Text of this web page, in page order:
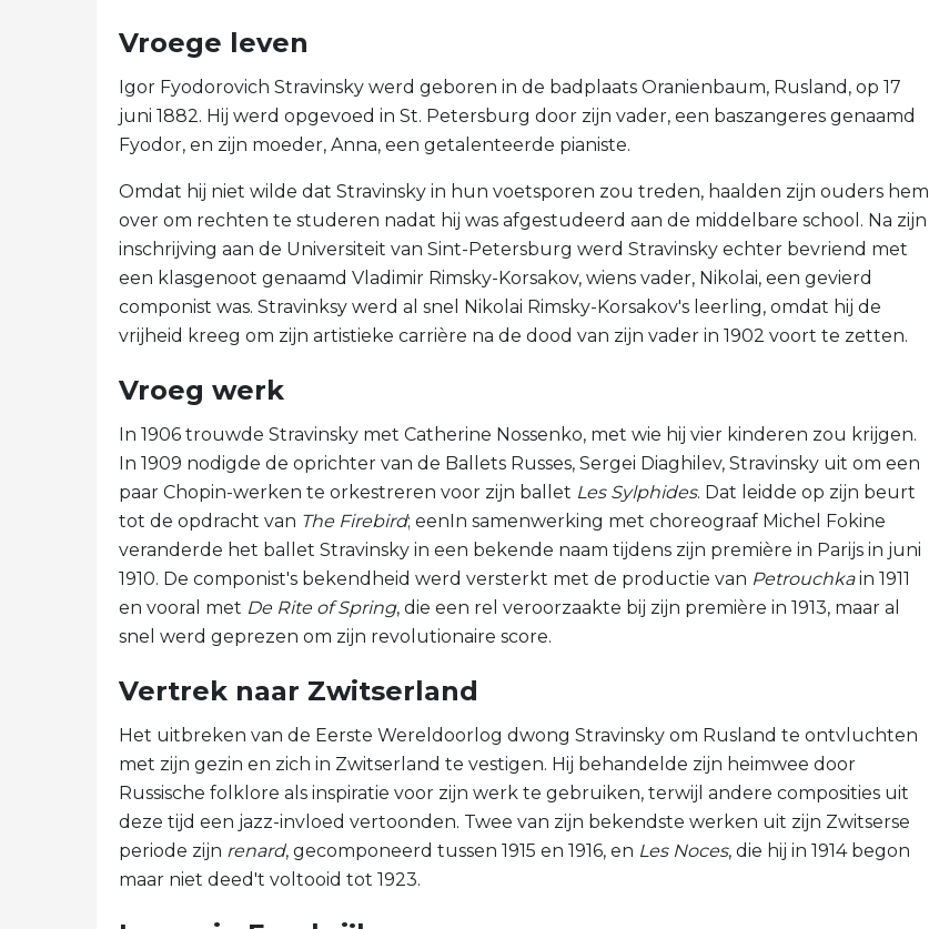
Vroege leven
Igor Fyodorovich Stravinsky werd geboren in de badplaats Oranienbaum, Rusland, op 17
juni 1882. Hij werd opgevoed in St. Petersburg door zijn vader, een baszangeres genaamd
Fyodor, en zijn moeder, Anna, een getalenteerde pianiste.
Omdat hij niet wilde dat Stravinsky in hun voetsporen zou treden, haalden zijn ouders hem
over om rechten te studeren nadat hij was afgestudeerd aan de middelbare school. Na zijn
inschrijving aan de Universiteit van Sint-Petersburg werd Stravinsky echter bevriend met
een klasgenoot genaamd Vladimir Rimsky-Korsakov, wiens vader, Nikolai, een gevierd
componist was. Stravinksy werd al snel Nikolai Rimsky-Korsakov's leerling, omdat hij de
vrijheid kreeg om zijn artistieke carrière na de dood van zijn vader in 1902 voort te zetten.
Vroeg werk
In 1906 trouwde Stravinsky met Catherine Nossenko, met wie hij vier kinderen zou krijgen.
In 1909 nodigde de oprichter van de Ballets Russes, Sergei Diaghilev, Stravinsky uit om een ​​
paar Chopin-werken te orkestreren voor zijn ballet Les Sylphides. Dat leidde op zijn beurt
tot de opdracht van The Firebird; eenIn samenwerking met choreograaf Michel Fokine
veranderde het ballet Stravinsky in een bekende naam tijdens zijn première in Parijs in juni
1910. De componist's bekendheid werd versterkt met de productie van Petrouchkain 1911
en vooral met De Rite of Spring, die een rel veroorzaakte bij zijn première in 1913, maar al
snel werd geprezen om zijn revolutionaire score.
Vertrek naar Zwitserland
Het uitbreken van de Eerste Wereldoorlog dwong Stravinsky om Rusland te ontvluchten
met zijn gezin en zich in Zwitserland te vestigen. Hij behandelde zijn heimwee door
Russische folklore als inspiratie voor zijn werk te gebruiken, terwijl andere composities uit
deze tijd een jazz-invloed vertoonden. Twee van zijn bekendste werken uit zijn Zwitserse
periode zijn renard, gecomponeerd tussen 1915 en 1916, en Les Noces, die hij in 1914 begon
maar niet deed't voltooid tot 1923.